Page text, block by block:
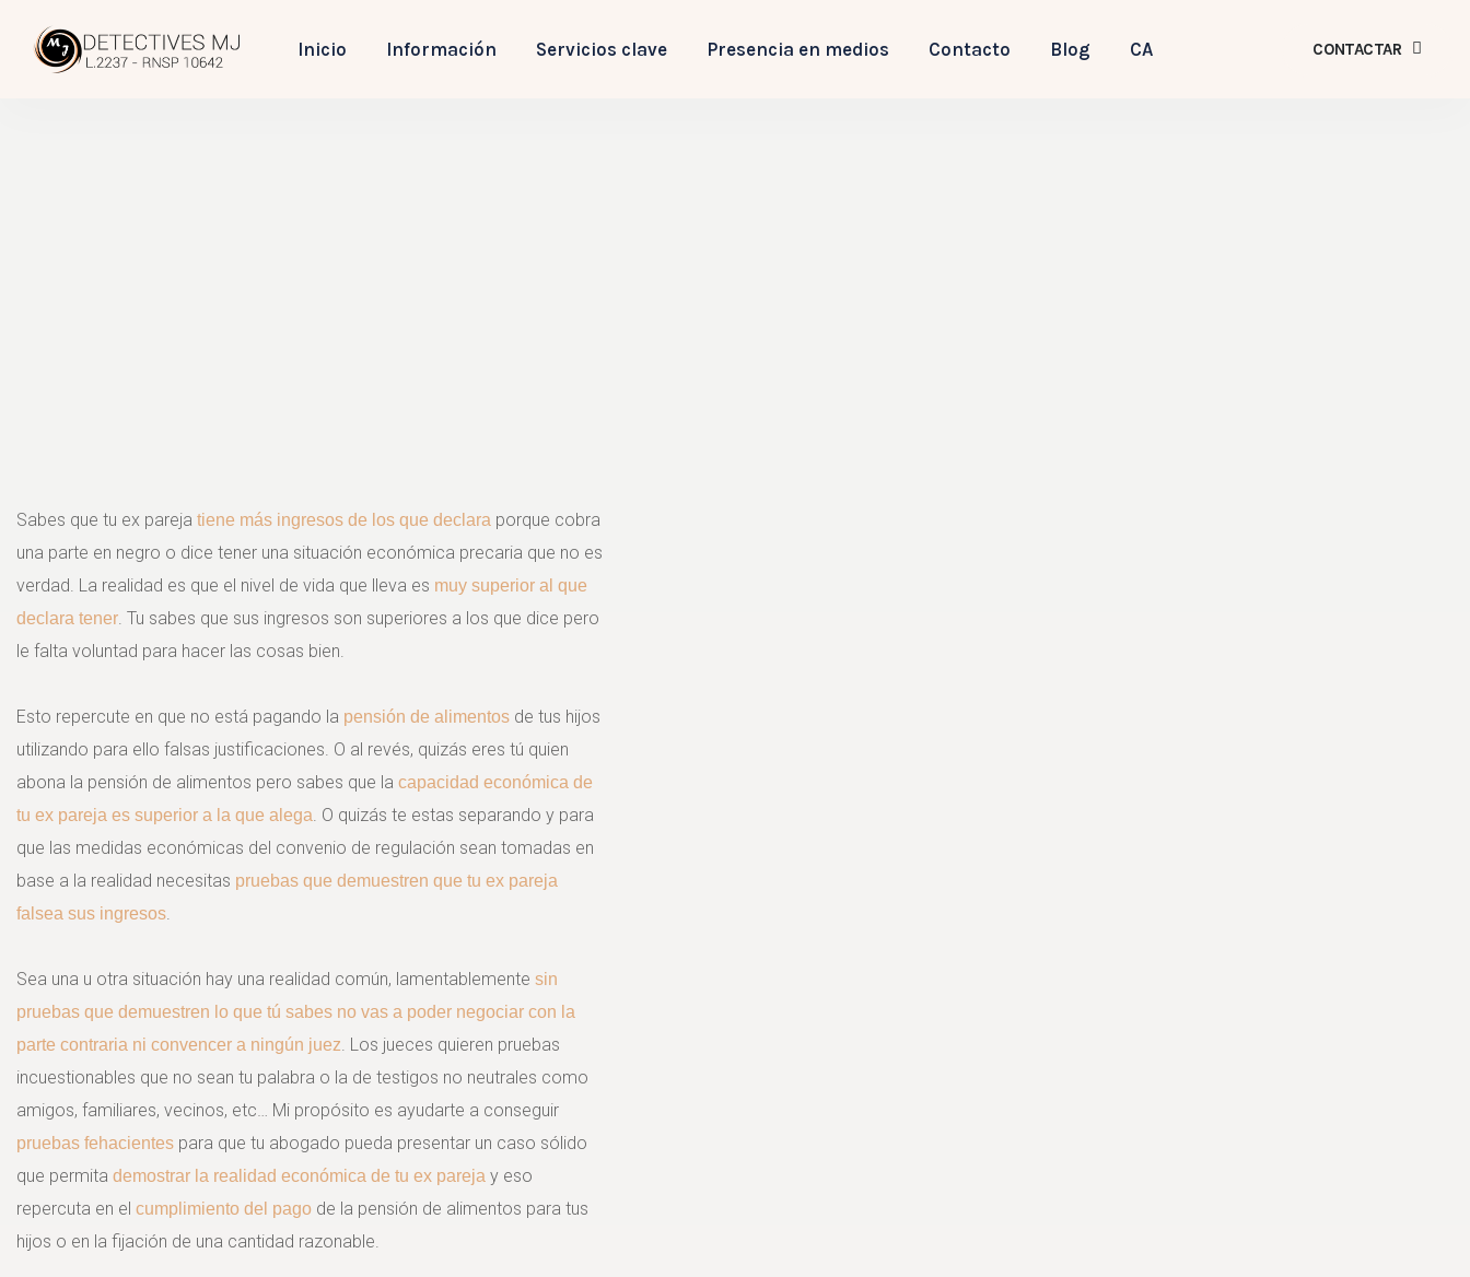
Inicio Información Servicios clave Presencia en medios Contacto Blog CA CONTACTAR
Sabes que tu ex pareja tiene más ingresos de los que declara porque cobra
una parte en negro o dice tener una situación económica precaria que no es
verdad. La realidad es que el nivel de vida que lleva es muy superior al que
declara tener. Tu sabes que sus ingresos son superiores a los que dice pero
le falta voluntad para hacer las cosas bien.
Esto repercute en que no está pagando la pensión de alimentos de tus hijos
utilizando para ello falsas justificaciones. O al revés, quizás eres tú quien
abona la pensión de alimentos pero sabes que la capacidad económica de
tu ex pareja es superior a la que alega. O quizás te estas separando y para
que las medidas económicas del convenio de regulación sean tomadas en
base a la realidad necesitas pruebas que demuestren que tu ex pareja
falsea sus ingresos.
Sea una u otra situación hay una realidad común, lamentablemente sin
pruebas que demuestren lo que tú sabes no vas a poder negociar con la
parte contraria ni convencer a ningún juez. Los jueces quieren pruebas
incuestionables que no sean tu palabra o la de testigos no neutrales como
amigos, familiares, vecinos, etc… Mi propósito es ayudarte a conseguir
pruebas fehacientes para que tu abogado pueda presentar un caso sólido
que permita demostrar la realidad económica de tu ex pareja y eso
repercuta en el cumplimiento del pago de la pensión de alimentos para tus
hijos o en la fijación de una cantidad razonable.